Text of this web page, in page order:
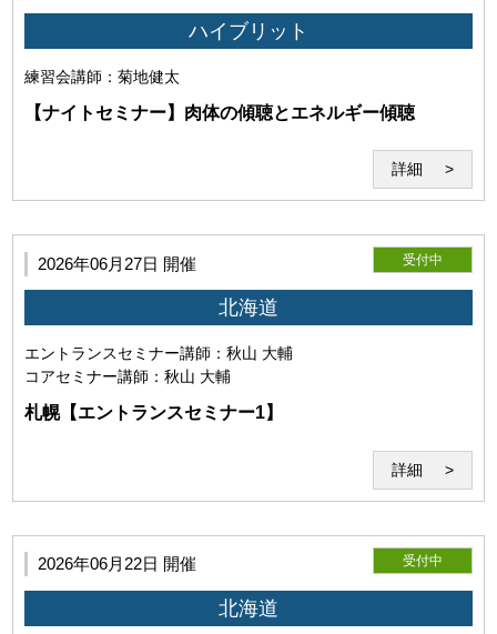
(1)本サービスの利用環境
な機器（パソコン・webカメラ等）を用意し、Zoomの機能等
についての確認・接続テストを行うものとします。また、
ミナーが受講可能な環境を整えるものとします。尚、Zoom
が提供するサービスに関する質問、問い合わせ等については
お答えできません。
ハイブリット
練習会講師：菊地健太
【ナイトセミナー】肉体の傾聴とエネルギー傾聴
詳細
2026年06月27日 開催 受付中
北海道
エントランスセミナー講師：秋山 大輔
コアセミナー講師：秋山 大輔
札幌【エントランスセミナー1】
詳細
2026年06月22日 開催 受付中
北海道